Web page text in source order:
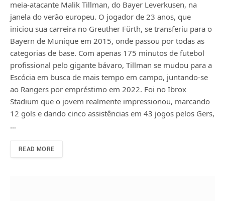
meia-atacante Malik Tillman, do Bayer Leverkusen, na
janela do verão europeu. O jogador de 23 anos, que
iniciou sua carreira no Greuther Fürth, se transferiu para o
Bayern de Munique em 2015, onde passou por todas as
categorias de base. Com apenas 175 minutos de futebol
profissional pelo gigante bávaro, Tillman se mudou para a
Escócia em busca de mais tempo em campo, juntando-se
ao Rangers por empréstimo em 2022. Foi no Ibrox
Stadium que o jovem realmente impressionou, marcando
12 gols e dando cinco assistências em 43 jogos pelos Gers,
…
READ MORE